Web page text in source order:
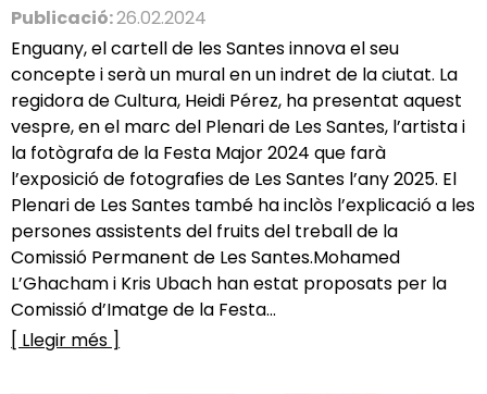
Publicació:26.02.2024
Enguany, el cartell de les Santes innova el seu
concepte i serà un mural en un indret de la ciutat. La
regidora de Cultura, Heidi Pérez, ha presentat aquest
vespre, en el marc del Plenari de Les Santes, l’artista i
la fotògrafa de la Festa Major 2024 que farà
l’exposició de fotografies de Les Santes l’any 2025. El
Plenari de Les Santes també ha inclòs l’explicació a les
persones assistents del fruits del treball de la
Comissió Permanent de Les Santes.Mohamed
L’Ghacham i Kris Ubach han estat proposats per la
Comissió d’Imatge de la Festa...
[ Llegir més ]